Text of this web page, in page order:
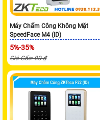
Máy Chấm Công Không Mặt
SpeedFace M4 (ID)
5%-35%
Giá Gốc: 00 ₫